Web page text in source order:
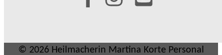
© 2026 Heilmacherin Martina Korte Personal